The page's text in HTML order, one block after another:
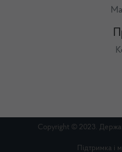
Copyright © 2023.
Підтримка і